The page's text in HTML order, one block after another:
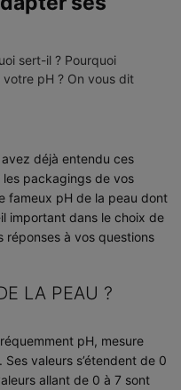
sert-il ? Pourquoi
pH ? On vous dit
déjà entendu ces
packagings de vos
fameux pH de la peau dont
important dans le choix de
réponses à vos questions
LA PEAU ?
pH, mesure
Ses valeurs s’étendent de 0
allant de 0 à 7 sont